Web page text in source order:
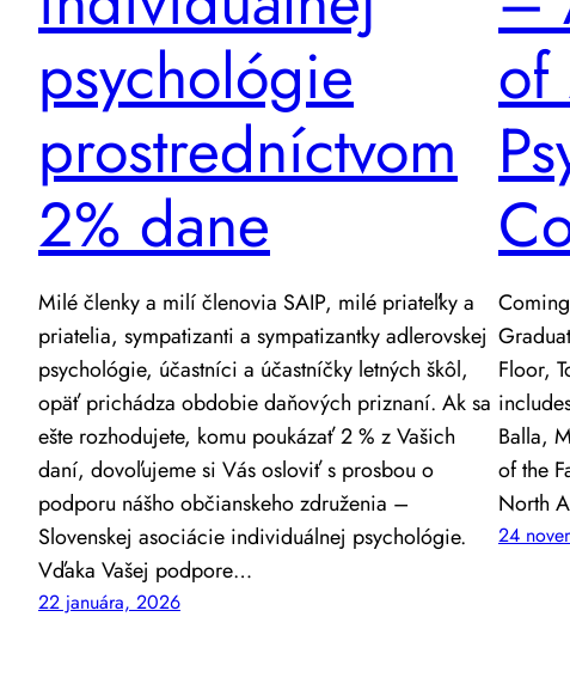
psychológie
prostredníctvom
2% dane
Milé členky a milí členovia SAIP, milé priateľky a
priatelia, sympatizanti a sympatizantky adlerovskej
psychológie, účastníci a účastníčky letných škôl,
opäť prichádza obdobie daňových priznaní. Ak sa
ešte rozhodujete, komu poukázať 2 % z Vašich
daní, dovoľujeme si Vás osloviť s prosbou o
podporu nášho občianskeho združenia –
Slovenskej asociácie individuálnej psychológie.
Vďaka Vašej podpore…
22 januára, 2026
of
Floor,
Balla,
of the
North
24